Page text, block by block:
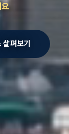
요
펴보기